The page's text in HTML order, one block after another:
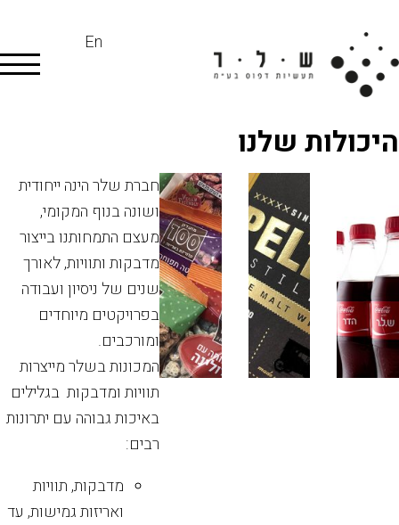
En
היכולות שלנו
חברת שלר הינה ייחודית
ושונה בנוף המקומי,
מעצם התמחותנו בייצור
מדבקות ותוויות, לאורך
שנים של ניסיון ועבודה
בפרויקטים מיוחדים
ומורכבים.
המכונות בשלר מייצרות
תוויות ומדבקות בגלילים
באיכות גבוהה עם יתרונות
רבים:
מדבקות, תוויות
ואריזות גמישות, עד